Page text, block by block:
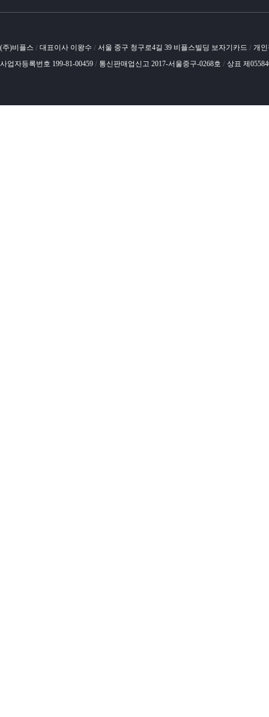
(주)비플스 / 대표이사 이왕수 / 서울 중구 청구로4길 39 비플스빌딩 보자기카드 / 개
사업자등록번호 199-81-00459 / 통신판매업신고 2017-서울중구-0268호 / 상표 제